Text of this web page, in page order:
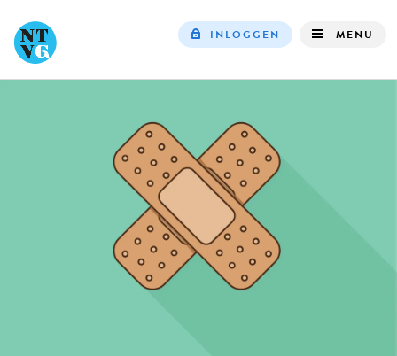
INLOGGEN MENU